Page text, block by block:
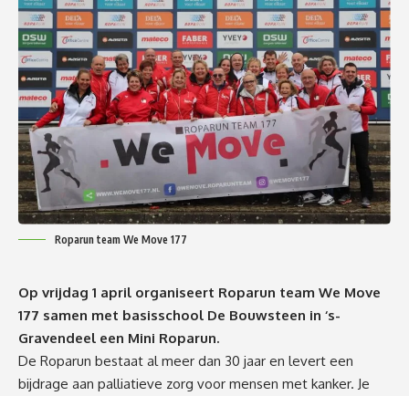
Roparun team We Move 177
Op vrijdag 1 april organiseert Roparun team We Move
177 samen met basisschool De Bouwsteen in ‘s-
Gravendeel een Mini Roparun.
De Roparun bestaat al meer dan 30 jaar en levert een
bijdrage aan palliatieve zorg voor mensen met kanker. Je